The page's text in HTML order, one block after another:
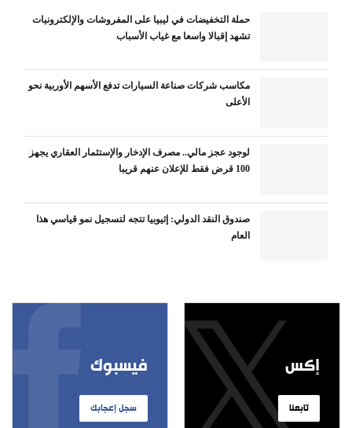
حملة التخفيضات في ليبيا على المفروشات والإلكترونيات
تشهد إقبالا واسعا مع غياب الأسباب
مكاسب شركات صناعة السيارات تدفع الأسهم الأوربية نحو
الأعلى
لوجود عجز مالي.. مصرف الإدخار والإستثمار العقاري يجهز
100 قرض فقط للإعلان عنهم قريبا
صندوق النقد الدولي: إثيوبيا تتجه لتسجيل نمو قياسي هذا
العام
فيسبوك
سجل إعجابك
إكس
تابعنا